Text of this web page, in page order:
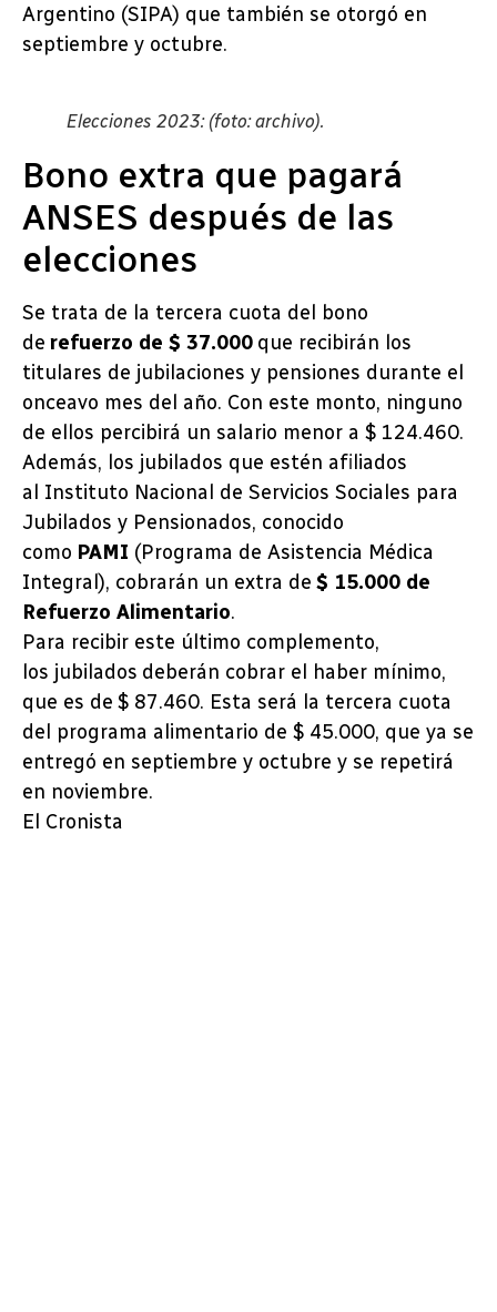
Argentino (SIPA) que también se otorgó en
septiembre y octubre.
Elecciones 2023: (foto: archivo).
Bono extra que pagará
ANSES después de las
elecciones
Se trata de la tercera cuota del bono
de refuerzo de $ 37.000 que recibirán los
titulares de jubilaciones y pensiones durante el
onceavo mes del año. Con este monto, ninguno
de ellos percibirá un salario menor a $ 124.460.
Además, los jubilados que estén afiliados
al Instituto Nacional de Servicios Sociales para
Jubilados y Pensionados, conocido
como PAMI (Programa de Asistencia Médica
Integral), cobrarán un extra de $ 15.000 de
Refuerzo Alimentario.
Para recibir este último complemento,
los jubilados deberán cobrar el haber mínimo,
que es de $ 87.460. Esta será la tercera cuota
del programa alimentario de $ 45.000, que ya se
entregó en septiembre y octubre y se repetirá
en noviembre.
El Cronista